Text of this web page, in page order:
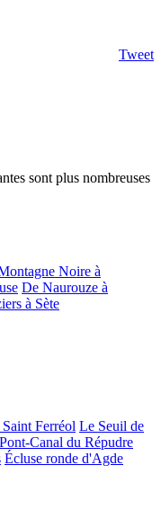
Tweet
sont plus nombreuses
Noire à
De Naurouze à
à Sète
Ferréol Le Seuil de
Pont-Canal du Répudre
Écluse ronde d'Agde